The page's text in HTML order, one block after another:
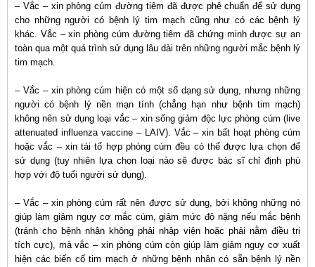
– Vắc – xin phòng cúm đường tiêm đã được phê chuẩn để sử dụng
cho những người có bệnh lý tim mạch cũng như có các bệnh lý
khác. Vắc – xin phòng cúm đường tiêm đã chứng minh được sự an
toàn qua một quá trình sử dụng lâu dài trên những người mắc bệnh lý
tim mạch.
– Vắc – xin phòng cúm hiện có một số dạng sử dụng, nhưng những
người có bệnh lý nền mạn tính (chẳng hạn như bệnh tim mạch)
không nên sử dụng loại vắc – xin sống giảm độc lực phòng cúm (live
attenuated influenza vaccine – LAIV). Vắc – xin bất hoạt phòng cúm
hoặc vắc – xin tái tổ hợp phòng cúm đều có thể được lựa chọn để
sử dụng (tuy nhiên lựa chọn loại nào sẽ được bác sĩ chỉ định phù
hợp với độ tuổi người sử dụng).
– Vắc – xin phòng cúm rất nên được sử dụng, bởi không những nó
giúp làm giảm nguy cơ mắc cúm, giảm mức độ nặng nếu mắc bệnh
(tránh cho bệnh nhân không phải nhập viện hoặc phải nằm điều trị
tích cực), mà vắc – xin phòng cúm còn giúp làm giảm nguy cơ xuất
hiện các biến cố tim mạch ở những bệnh nhân có sẵn bệnh lý nền